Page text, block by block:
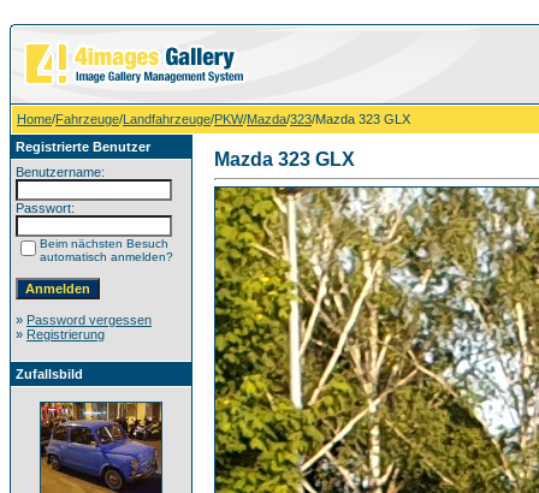
Home/Fahrzeuge/Landfahrzeuge/PKW/Mazda/323/Mazda 323 GLX
Registrierte Benutzer
Benutzername:
Passwort:
Beim nächsten Besuch
automatisch anmelden?
» Password vergessen
» Registrierung
Zufallsbild
Mazda 323 GLX